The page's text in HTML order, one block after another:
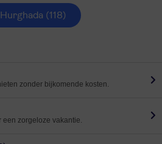
(118)
zonder bijkomende kosten.
zorgeloze vakantie.